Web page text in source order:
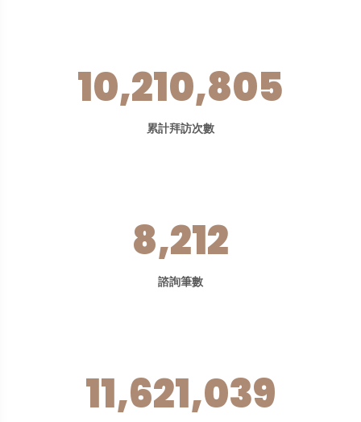
10,210,805
累計拜訪次數
8,212
諮詢筆數
11,621,039